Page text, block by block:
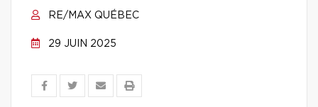
RE/MAX QUÉBEC
29 JUIN 2025